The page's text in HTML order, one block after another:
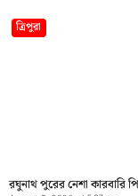
ত্রিপুরা
রঘুনাথ পুরের নেশা কারবারি